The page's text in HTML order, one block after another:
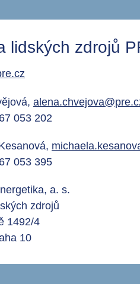
lidských zdrojů
053 202
053 395
a. s.
zdrojů
1492/4
10